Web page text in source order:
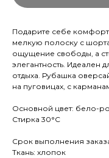
Подарите себе
мелкую полоску с
ощущение свободы, а
элегантность. Идеален
отдыха. Рубашка
на пуговицах, с
Основной цвет: бело-
Стирка 30°C
Срок выполнения
Ткань: хлопок